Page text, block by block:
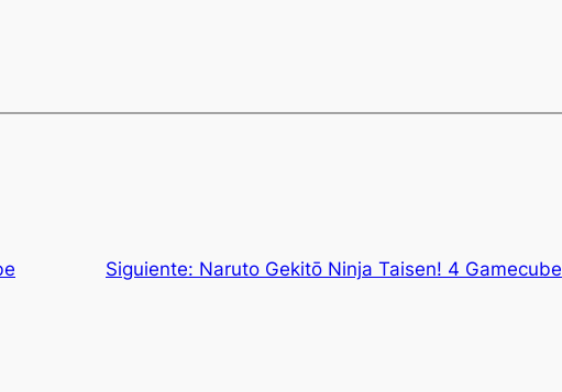
Siguiente: Naruto Gekitō Ninja Taisen! 4 Gamecube